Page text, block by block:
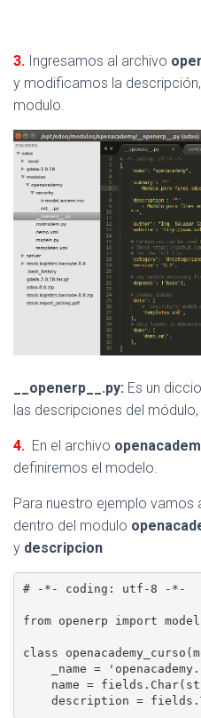
3. Ingresamos al archivo
y modificamos la
modulo.
__openerp__.py: Es un
las descripciones del
4. En el archivo
definiremos el modelo.
Para nuestro ejemplo vamos
dentro del modulo
y descripcion
# -*- coding: utf-8 -*-
from openerp import
class
_name =
name =
description =